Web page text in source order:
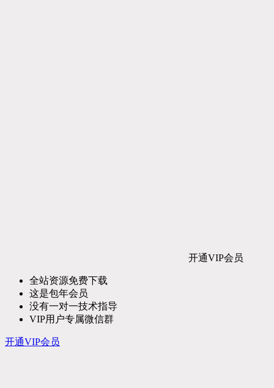
开通VIP会员
全站资源免费下载
这是包年会员
没有一对一技术指导
VIP用户专属微信群
开通VIP会员